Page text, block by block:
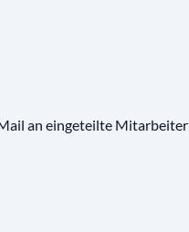
an eingeteilte Mitarbeiter